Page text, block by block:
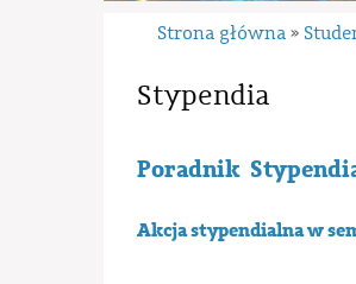
Strona główna »
Stypendia
Poradnik
Akcja stypendialna w